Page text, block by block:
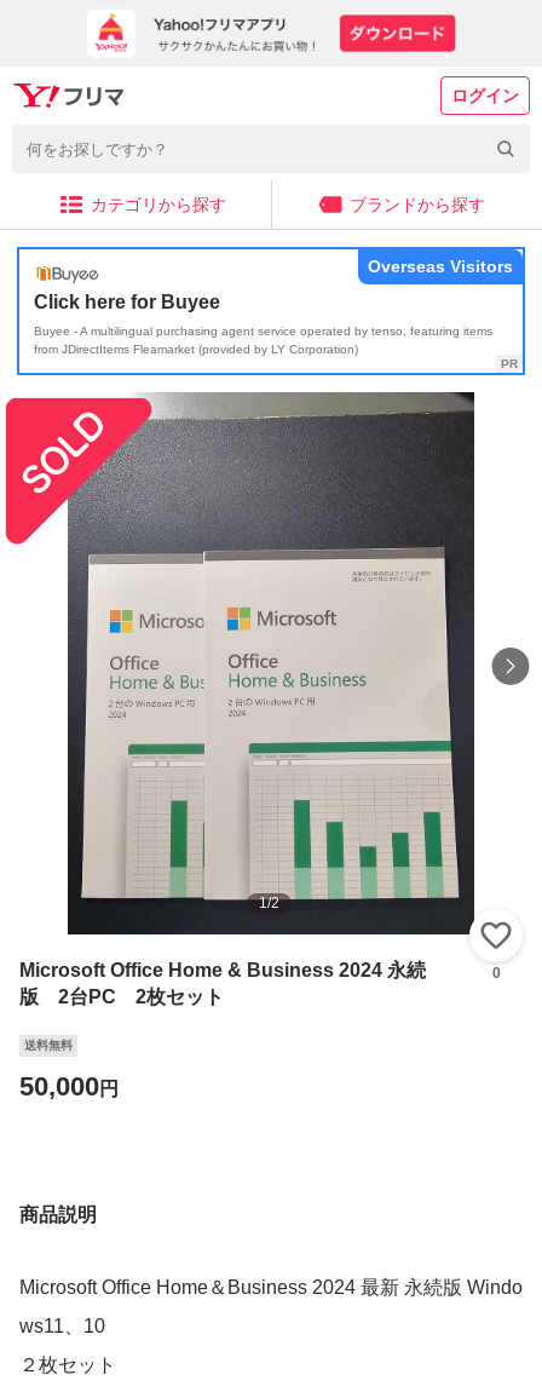
ログイン
カテゴリから探す ブランドから探す
Click here for Buyee
Buyee - A multilingual purchasing agent service operated by tenso, featuring items
from JDirectItems Fleamarket (provided by LY Corporation)
Overseas Visitors
1/2
Microsoft Office Home & Business 2024 永続
版 2台PC 2枚セット
0
送料無料
50,000円
商品説明
Microsoft Office Home＆Business 2024 最新 永続版 Windo
ws11、10
２枚セット